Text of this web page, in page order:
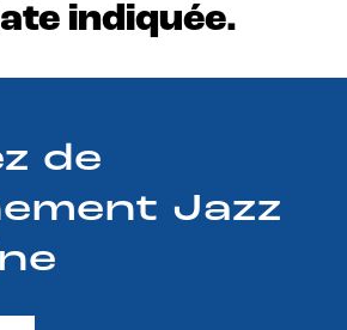
indiquée.
de
Jazz